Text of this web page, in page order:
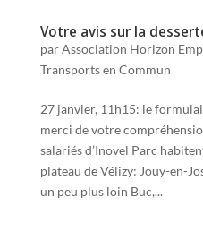
Votre avis sur la
parAssociation Horizon
Transports en Commun
27 janvier, 11h15: le
merci de votre
salariés d’Inovel Parc
plateau de Vélizy: Jouy-en-
un peu plus loin Buc,...